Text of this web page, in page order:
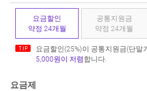
요금할인
약정 24개월
공통지원금
약정 24개월
요금할인(25%)이 공통지원금(단말
5,000원이 저렴합니다.
요금제